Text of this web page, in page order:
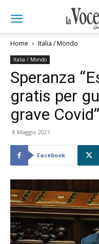
Home Italia / Mondo
Italia / Mondo
Speranza
gratis per
grave Covid”
8 Maggio 2021
Facebook